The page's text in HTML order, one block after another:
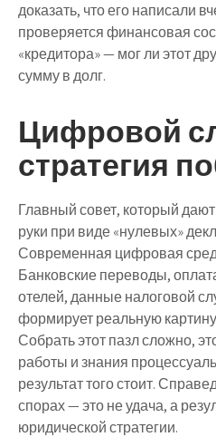
доказать, что его написали
проверяется финансовая
«кредитора» — мог ли этот
сумму в долг.
Цифровой
стратегия
Главный совет, который
руки при виде «нулевых»
Современная цифровая
Банковские переводы,
отелей, данные налоговой
формирует реальную
Собрать этот пазл сложно,
работы и знания
результат того стоит.
спорах — это не удача, а
юридической стратегии.